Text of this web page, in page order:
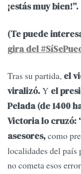
¡estás muy bien!”.
(Te puede
gira del
Tras su partida, el
viralizó.Y el
Pelada (de 1400
Victoria lo cruzó:
asesores,como
localidades del país
no cometa esos